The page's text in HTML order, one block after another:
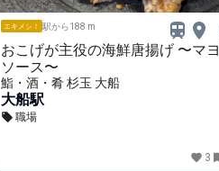
エキメシ！ 駅から188 m
おこげが主役の海鮮唐揚げ 〜マヨ
ソース〜
鮨・酒・肴 杉玉 大船
大船駅
職場
3